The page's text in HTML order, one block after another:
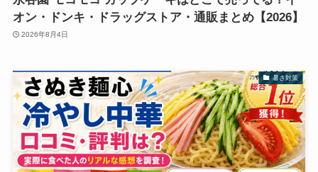
オン・ドンキ・ドラッグストア・通販まとめ【2026】
2026年8月4日
暑さ対策